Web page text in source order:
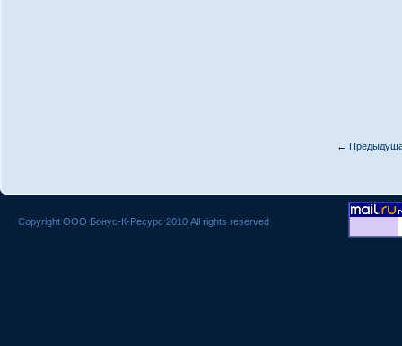
←
Copyright ООО Бонус-К-Ресурс 2010 All rights reserved